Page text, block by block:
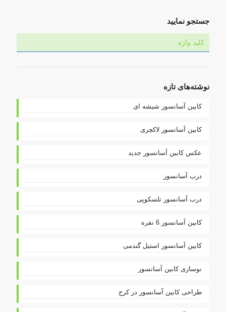
جستجو نمایید
نوشته‌های تازه
کابین آسانسور شیشه ای
کابین آسانسور لاکچری
عکس کابین آسانسور جدید
درب آسانسور
درب آسانسور تلسکوپی
کابین آسانسور 6 نفره
کابین آسانسور استیل گندمی
نوسازی کابین آسانسور
طراحی کابین آسانسور در کرج